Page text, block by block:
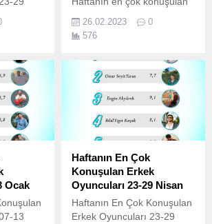
Şubat 2023 Halil İbrahim
Ceyhan Recep Usta Bilal
Onur Seyit Yaran
26.02.2023
0
576
Ocak
13
Haftanın En Çok
Konuşulan Erkek
Oyuncuları 23-29 Nisan
Haftanın En Çok Konuşulan
Erkek Oyuncuları 23-29